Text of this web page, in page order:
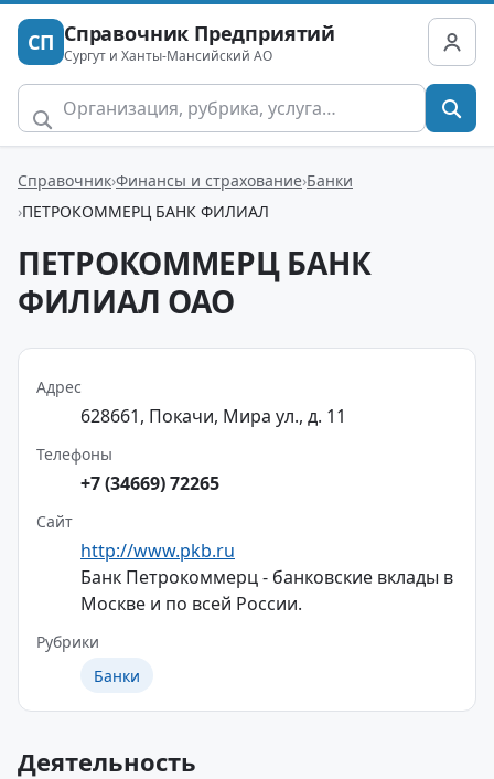
СП Справочник Предприятий
Сургут и Ханты-Мансийский АО
Справочник Финансы и страхование Банки
ПЕТРОКОММЕРЦ БАНК ФИЛИАЛ
ПЕТРОКОММЕРЦ БАНК
ФИЛИАЛ ОАО
Адрес
628661, Покачи, Мира ул., д. 11
Телефоны
+7 (34669) 72265
Сайт
http://www.pkb.ru
Банк Петрокоммерц - банковские вклады в
Москве и по всей России.
Рубрики
Банки
Деятельность